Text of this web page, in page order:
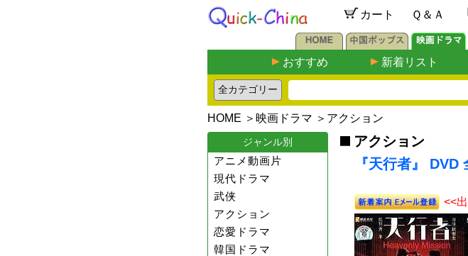
カート Ｑ＆Ａ
おすすめ 新着リスト
HOME ＞ 映画ドラマ ＞ アクション
ジャンル別
アニメ動画片
現代ドラマ
武侠
アクション
恋愛ドラマ
韓国ドラマ
アクション
『天行者』 DVD
<<